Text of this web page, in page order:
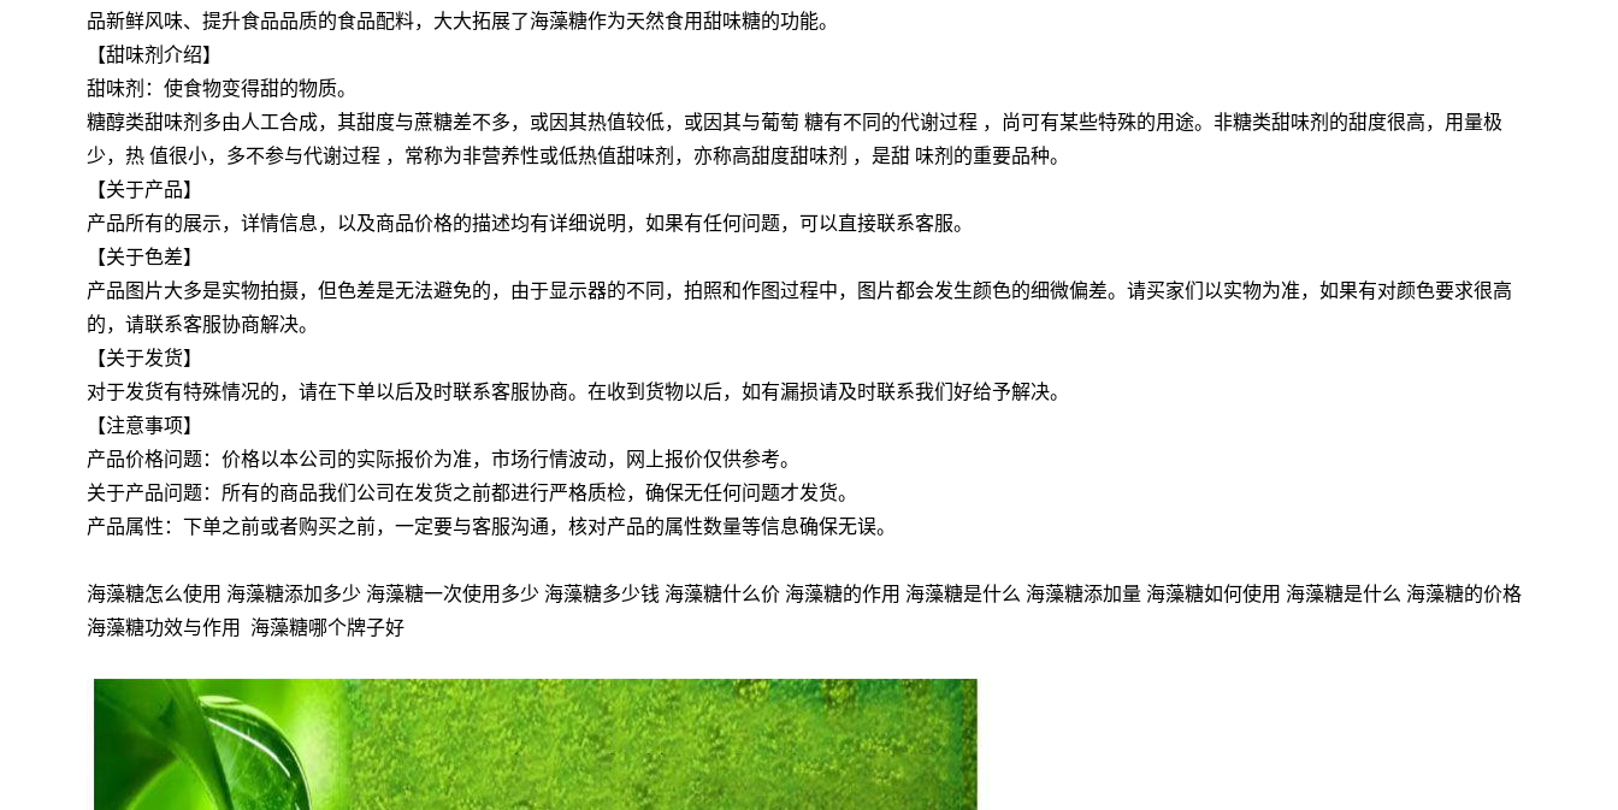
品新鲜风味、提升食品品质的食品配料，大大拓展了海藻糖作为天然食用甜味糖的功能。
【甜味剂介绍】
甜味剂：使食物变得甜的物质。
糖醇类甜味剂多由人工合成，其甜度与蔗糖差不多，或因其热值较低，或因其与葡萄 糖有不同的代谢过程 ，尚可有某些特殊的用途。非糖类甜味剂的甜度很高，用量极
少，热 值很小，多不参与代谢过程 ，常称为非营养性或低热值甜味剂，亦称高甜度甜味剂 ，是甜 味剂的重要品种。
【关于产品】
产品所有的展示，详情信息，以及商品价格的描述均有详细说明，如果有任何问题，可以直接联系客服。
【关于色差】
产品图片大多是实物拍摄，但色差是无法避免的，由于显示器的不同，拍照和作图过程中，图片都会发生颜色的细微偏差。请买家们以实物为准，如果有对颜色要求很高
的，请联系客服协商解决。
【关于发货】
对于发货有特殊情况的，请在下单以后及时联系客服协商。在收到货物以后，如有漏损请及时联系我们好给予解决。
【注意事项】
产品价格问题：价格以本公司的实际报价为准，市场行情波动，网上报价仅供参考。
关于产品问题：所有的商品我们公司在发货之前都进行严格质检，确保无任何问题才发货。
产品属性：下单之前或者购买之前，一定要与客服沟通，核对产品的属性数量等信息确保无误。
海藻糖怎么使用 海藻糖添加多少 海藻糖一次使用多少 海藻糖多少钱 海藻糖什么价 海藻糖的作用 海藻糖是什么 海藻糖添加量 海藻糖如何使用 海藻糖是什么 海藻糖的价格
海藻糖功效与作用 海藻糖哪个牌子好